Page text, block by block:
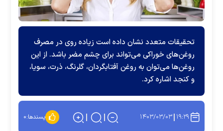
تحقیقات متعدد نشان داده است زیاده روی در مصرف
روغن‌های خوراکی می‌تواند برای چشم مضر باشد. از این
روغن‌ها می‌توان به روغن آفتابگردان، گلرنگ، ذرت، سویا،
و کنجد اشاره کرد.
۱۹:۲۹ ۱۴۰۳/۰۳/۰۳ پسندها:۰